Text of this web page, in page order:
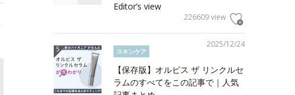
Editor’s view
226609 view
2025/12/24
スキンケア
【保存版】オルビス ザ リンクルセ
ラムのすべてをこの記事で｜人気